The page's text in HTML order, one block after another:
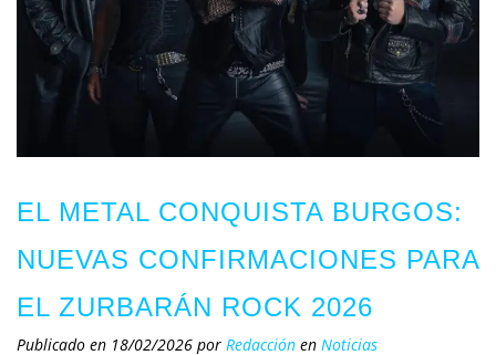
EL METAL CONQUISTA BURGOS:
NUEVAS CONFIRMACIONES PARA
EL ZURBARÁN ROCK 2026
Publicado en 18/02/2026 por Redacción en Noticias